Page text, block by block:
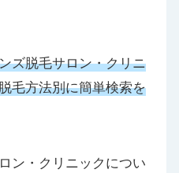
ズ脱毛サロン・クリニ
毛方法別に簡単検索を
ン・クリニックについ